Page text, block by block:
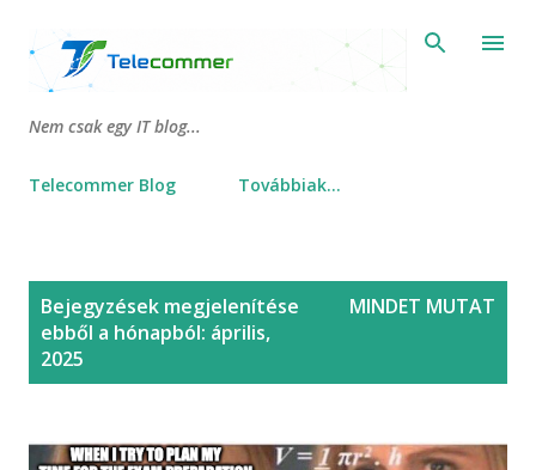
Nem csak egy IT blog...
Telecommer Blog Továbbiak…
Bejegyzések megjelenítése
ebből a hónapból: április,
2025
MINDET MUTAT